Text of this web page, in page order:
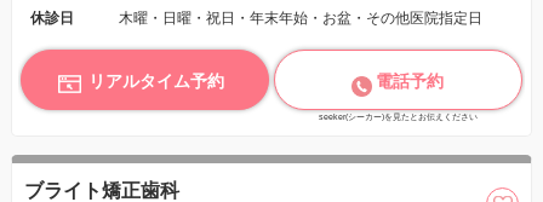
休診日
木曜・日曜・祝日・年末年始・お盆・その他医院指定日
リアルタイム予約 電話予約
seeker(シーカー)を見たとお伝えください
ブライト矯正歯科